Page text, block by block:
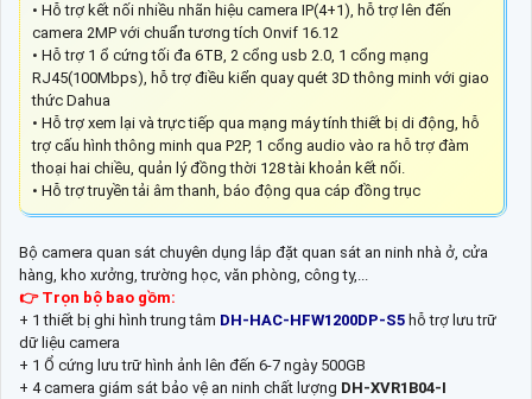
• Hỗ trợ kết nối nhiều nhãn hiệu camera IP(4+1), hỗ trợ lên đến
camera 2MP với chuẩn tương tích Onvif 16.12
• Hỗ trợ 1 ổ cứng tối đa 6TB, 2 cổng usb 2.0, 1 cổng mạng
RJ45(100Mbps), hỗ trợ điều kiển quay quét 3D thông minh với giao
thức Dahua
• Hỗ trợ xem lại và trực tiếp qua mạng máy tính thiết bị di động, hỗ
trợ cấu hình thông minh qua P2P, 1 cổng audio vào ra hỗ trợ đàm
thoại hai chiều, quản lý đồng thời 128 tài khoản kết nối.
• Hỗ trợ truyền tải âm thanh, báo động qua cáp đồng trục
Bộ camera quan sát chuyên dụng lắp đặt quan sát an ninh nhà ở, cửa
hàng, kho xưởng, trường học, văn phòng, công ty,...
👉 Trọn bộ bao gồm:
+ 1 thiết bị ghi hình trung tâm DH-HAC-HFW1200DP-S5 hỗ trợ lưu trữ
dữ liệu camera
+ 1 Ổ cứng lưu trữ hình ảnh lên đến 6-7 ngày 500GB
+ 4 camera giám sát bảo vệ an ninh chất lượng DH-XVR1B04-I